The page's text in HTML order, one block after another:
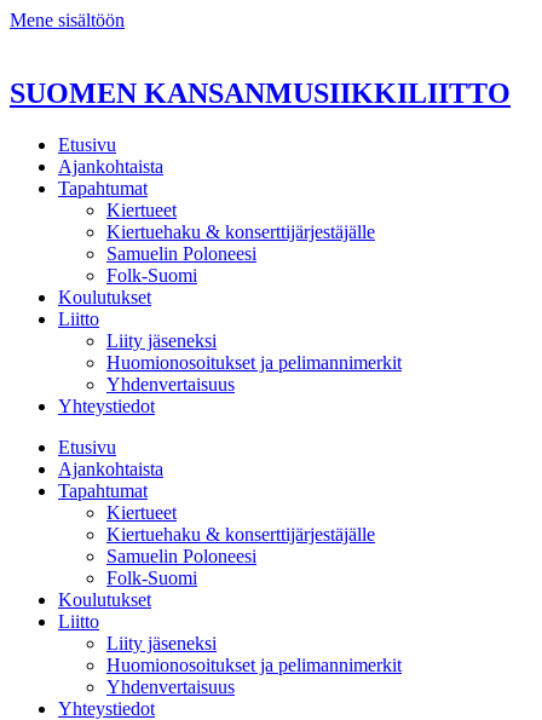
Mene sisältöön
SUOMEN KANSANMUSIIKKILIITTO
Etusivu
Ajankohtaista
Tapahtumat
Kiertueet
Kiertuehaku & konserttijärjestäjälle
Samuelin Poloneesi
Folk-Suomi
Koulutukset
Liitto
Liity jäseneksi
Huomionosoitukset ja pelimannimerkit
Yhdenvertaisuus
Yhteystiedot
Etusivu
Ajankohtaista
Tapahtumat
Kiertueet
Kiertuehaku & konserttijärjestäjälle
Samuelin Poloneesi
Folk-Suomi
Koulutukset
Liitto
Liity jäseneksi
Huomionosoitukset ja pelimannimerkit
Yhdenvertaisuus
Yhteystiedot